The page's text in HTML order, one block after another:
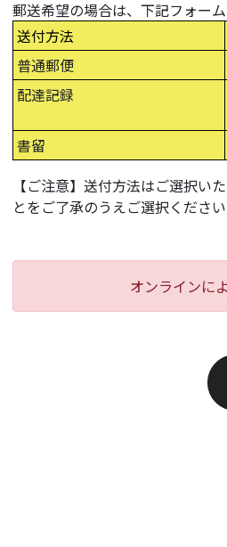
郵送希望の場合は、下記フォー
送付方法
普通郵便
配達記録
書留
【ご注意】送付方法はご選択い
とをご了承のうえご選択ください
オンラインに